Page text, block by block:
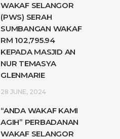
WAKAF SELANGOR
(PWS) SERAH
SUMBANGAN WAKAF
RM 102,795.94
KEPADA MASJID AN
NUR TEMASYA
GLENMARIE
28 JUNE, 2024
“ANDA WAKAF KAMI
AGIH” PERBADANAN
WAKAF SELANGOR